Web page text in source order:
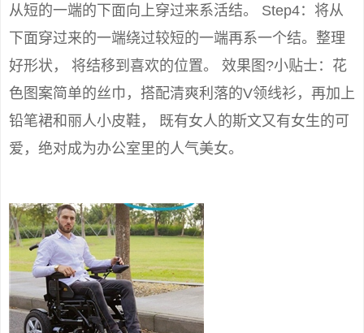
从短的一端的下面向上穿过来系活结。 Step4：将从
下面穿过来的一端绕过较短的一端再系一个结。整理
好形状， 将结移到喜欢的位置。 效果图?小贴士：花
色图案简单的丝巾，搭配清爽利落的V领线衫，再加上
铅笔裙和丽人小皮鞋， 既有女人的斯文又有女生的可
爱，绝对成为办公室里的人气美女。